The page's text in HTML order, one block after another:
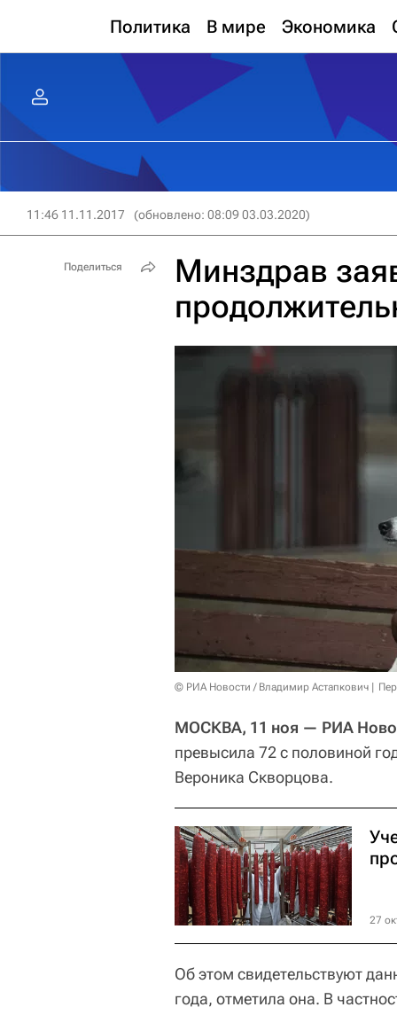
Политика В мире Экономика
11:46 11.11.2017 (обновлено: 08:09 03.03.2020)
Минздрав
© РИА Новости / Владимир Астапкович
МОСКВА, 11 ноя — РИА
превысила 72 с половиной
Вероника Скворцова.
27
Об этом свидетельствуют
года, отметила она. В
Поделиться